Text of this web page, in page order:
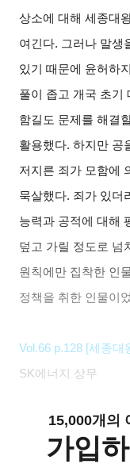
상소에 대해 세종대
여긴다. 그러나 말생
있기 때문에 윤허하
풀이 좁고 개국 초기
함길도 문제를 해결
활용했다. 하지만 공
저지른 죄가 모함에
묵살했다. 죄가 있더
능력과 공적에 대해
덮고 가릴 정도로 넘
원칙에만 집착한 인
정책을 취한 인물이
Vol.66 p.128 [세종대
SK에너지 상무
15,000개의
가입